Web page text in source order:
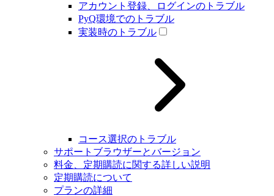
アカウント登録、ログインのトラブル
PyQ環境でのトラブル
実装時のトラブル
コース選択のトラブル
サポートブラウザーとバージョン
料金、定期購読に関する詳しい説明
定期購読について
プランの詳細